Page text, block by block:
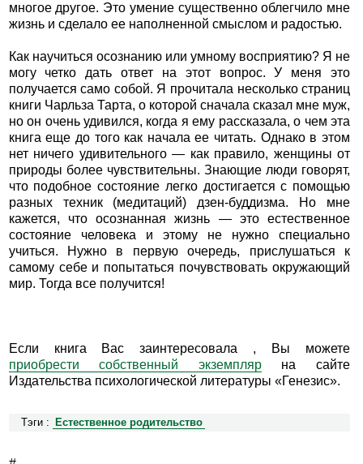
многое другое. Это умение существенно облегчило мне
жизнь и сделало ее наполненной смыслом и радостью.
Как научиться осознанию или умному восприятию? Я не
могу четко дать ответ на этот вопрос. У меня это
получается само собой. Я прочитала несколько страниц
книги Чарльза Тарта, о которой сначала сказал мне муж,
но он очень удивился, когда я ему рассказала, о чем эта
книга еще до того как начала ее читать. Однако в этом
нет ничего удивительного — как правило, женщины от
природы более чувствительны. Знающие люди говорят,
что подобное состояние легко достигается с помощью
разных техник (медитаций) дзен-буддизма. Но мне
кажется, что осознанная жизнь — это естественное
состояние человека и этому не нужно специально
учиться. Нужно в первую очередь, прислушаться к
самому себе и попытаться почувствовать окружающий
мир. Тогда все получится!
Если книга Вас заинтересовала , Вы можете
приобрести собственный экземплярна сайте
Издательства психологической литературы «Генезис».
Тэги : Естественное родительство